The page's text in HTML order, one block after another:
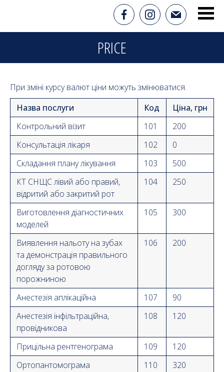
PRICE
При зміні курсу валют ціни можуть змінюватися.
Назва послуги
Код
Ціна, грн
Контрольний візит
101
200
Консультація лікаря
102
0
Складання плану лікування
103
500
КТ СНЩС лівий або правий,
відритий або закритий рот
104 250
Виготовлення діагностичних
моделей
105 300
Виявлення нальоту на зубах
та демонстрація правильного
догляду за ротовою
порожниною
106 200
Анестезія аплікаційна 107
90
Анестезія інфільтраційна,
провідникова
108 120
Прицільна рентгенограма 109
120
Ортопантомограма
110
320